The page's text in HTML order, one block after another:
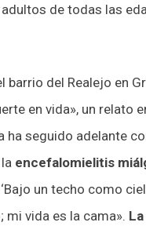
de todas las
del Realejo en
en vida», un relato
seguido adelante
encefalomielitis
un techo como
mi vida es la cama».